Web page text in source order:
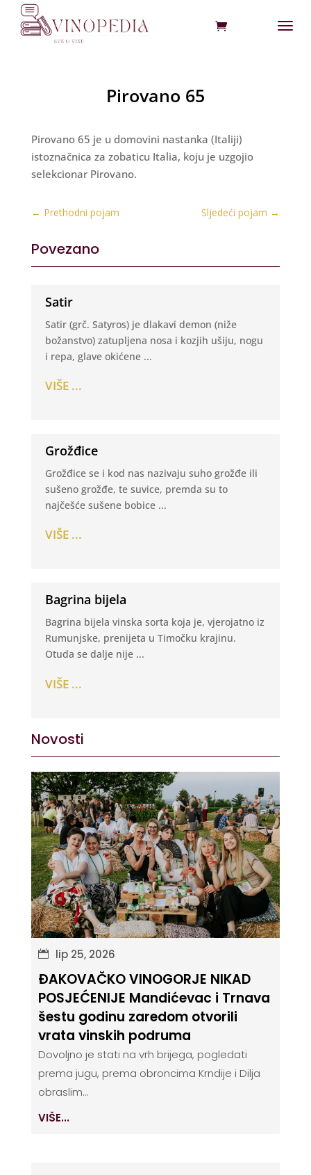
Pirovano 65
Pirovano 65 je u domovini nastanka (Italiji)
istoznačnica za zobaticu Italia, koju je uzgojio
selekcionar Pirovano.
← Prethodni pojam Sljedeći pojam →
Povezano
Satir
Satir (grč. Satyros) je dlakavi demon (niže
božanstvo) zatupljena nosa i kozjih ušiju, nogu
i repa, glave okićene ...
VIŠE ...
Grožđice
Grožđice se i kod nas nazivaju suho grožđe ili
sušeno grožđe, te suvice, premda su to
najčešće sušene bobice ...
VIŠE ...
Bagrina bijela
Bagrina bijela vinska sorta koja je, vjerojatno iz
Rumunjske, prenijeta u Timočku krajinu.
Otuda se dalje nije ...
VIŠE ...
Novosti
lip 25, 2026
ĐAKOVAČKO VINOGORJE NIKAD
POSJEĆENIJE Mandićevac i Trnava
šestu godinu zaredom otvorili
vrata vinskih podruma
Dovoljno je stati na vrh brijega, pogledati
prema jugu, prema obroncima Krndije i Dilja
obraslim...
VIŠE...